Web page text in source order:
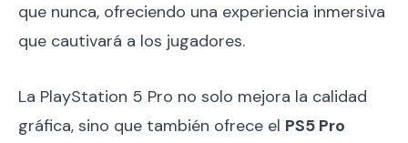
que nunca, ofreciendo una experiencia inmersiva
que cautivará a los jugadores.
La PlayStation 5 Pro no solo mejora la calidad
gráfica, sino que también ofrece el PS5 Pro